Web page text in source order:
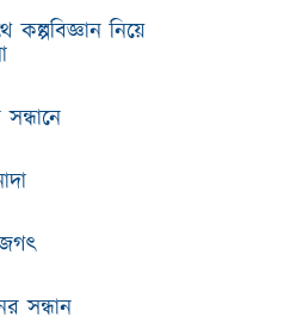
কল্পবিজ্ঞান নিয়ে
সন্ধান